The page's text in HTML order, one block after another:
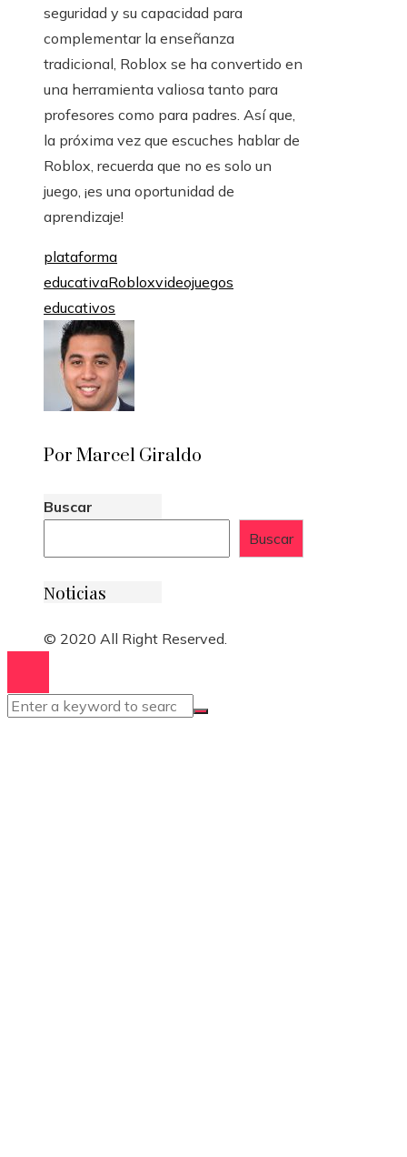
seguridad y su capacidad para
complementar la enseñanza
tradicional, Roblox se ha convertido en
una herramienta valiosa tanto para
profesores como para padres. Así que,
la próxima vez que escuches hablar de
Roblox, recuerda que no es solo un
juego, ¡es una oportunidad de
aprendizaje!
plataforma
educativaRobloxvideojuegos
educativos
Por Marcel Giraldo
Buscar
Buscar
Noticias
© 2020 All Right Reserved.